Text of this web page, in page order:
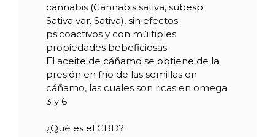
cannabis (Cannabis sativa, subesp.
Sativa var. Sativa), sin efectos
psicoactivos y con múltiples
propiedades bebeficiosas.
El aceite de cáñamo se obtiene de la
presión en frío de las semillas en
cáñamo, las cuales son ricas en omega
3 y 6.
¿Qué es el CBD?